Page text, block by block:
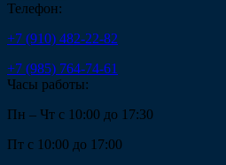
Телефон:
+7 (910) 482-22-82
+7 (985) 764-74-61
Часы работы:
Пн – Чт с 10:00 до 17:30
Пт с 10:00 до 17:00